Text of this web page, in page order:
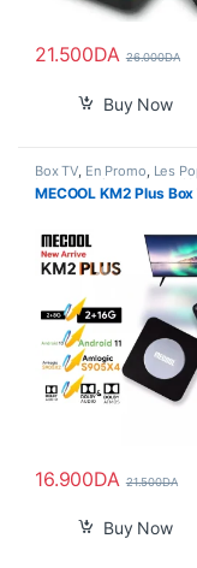
21.500DA 26.000DA
Buy Now
Box TV, En Promo, Les
Nouvel Arrivage,Smart
MECOOL KM2 Plus
16.900DA 21.500DA
Buy Now